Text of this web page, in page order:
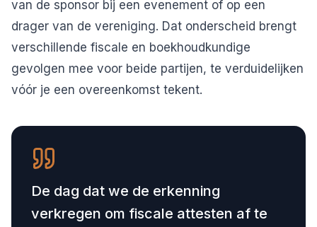
van de sponsor bij een evenement of op een
drager van de vereniging. Dat onderscheid brengt
verschillende fiscale en boekhoudkundige
gevolgen mee voor beide partijen, te verduidelijken
vóór je een overeenkomst tekent.
De dag dat we de erkenning
verkregen om fiscale attesten af te